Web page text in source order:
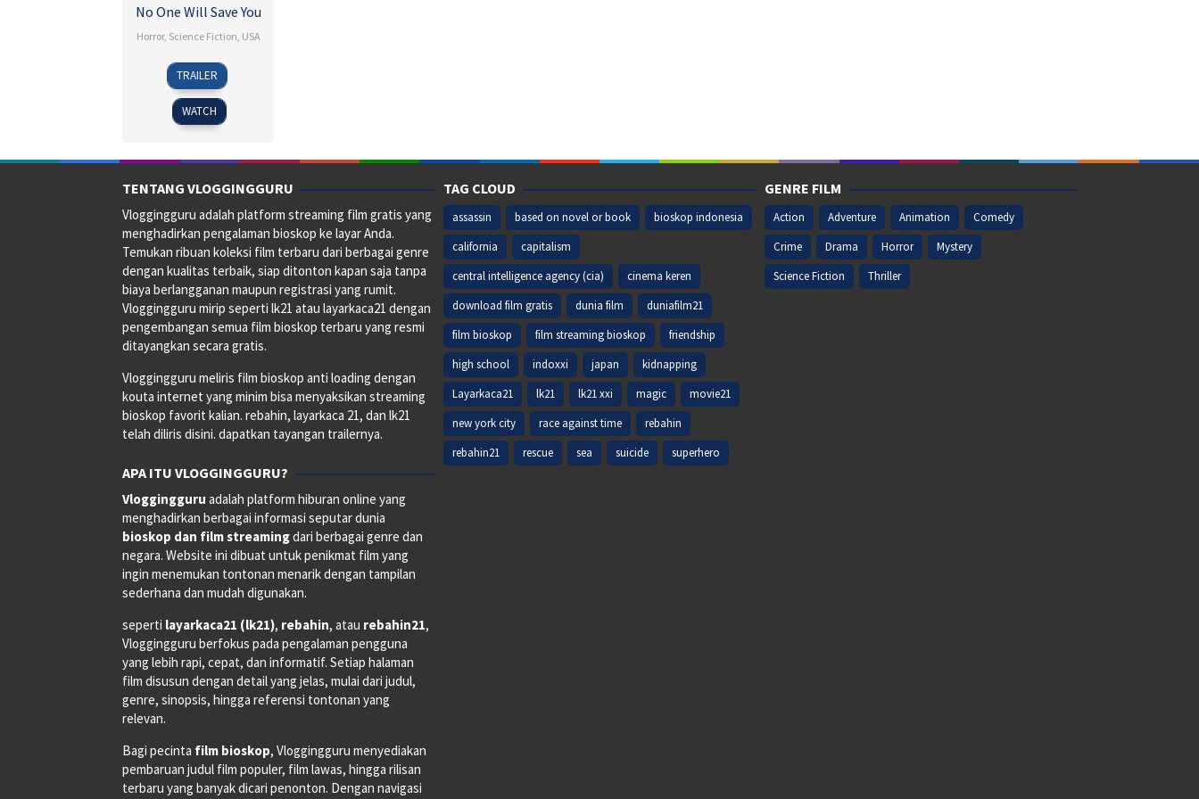
No One Will Save You
Horror, Science Fiction, USA
21
Sep
2023
Brian
Duffield
TRAILER
WATCH
TENTANG VLOGGINGGURU
Vloggingguru adalah platform streaming film gratis yang
menghadirkan pengalaman bioskop ke layar Anda.
Temukan ribuan koleksi film terbaru dari berbagai genre
dengan kualitas terbaik, siap ditonton kapan saja tanpa
biaya berlangganan maupun registrasi yang rumit.
Vloggingguru mirip seperti lk21 atau layarkaca21 dengan
pengembangan semua film bioskop terbaru yang resmi
ditayangkan secara gratis.
Vloggingguru meliris film bioskop anti loading dengan
kouta internet yang minim bisa menyaksikan streaming
bioskop favorit kalian. rebahin, layarkaca 21, dan lk21
telah diliris disini. dapatkan tayangan trailernya.
APA ITU VLOGGINGGURU?
Vloggingguru adalah platform hiburan online yang
menghadirkan berbagai informasi seputar dunia
bioskop dan film streamingdari berbagai genre dan
negara. Website ini dibuat untuk penikmat film yang
ingin menemukan tontonan menarik dengan tampilan
sederhana dan mudah digunakan.
seperti layarkaca21 (lk21), rebahin, atau rebahin21,
Vloggingguru berfokus pada pengalaman pengguna
yang lebih rapi, cepat, dan informatif. Setiap halaman
film disusun dengan detail yang jelas, mulai dari judul,
genre, sinopsis, hingga referensi tontonan yang
relevan.
Bagi pecinta film bioskop, Vloggingguru menyediakan
pembaruan judul film populer, film lawas, hingga rilisan
terbaru yang banyak dicari penonton. Dengan navigasi
TAG CLOUD
assassin based on novel or book
bioskop indonesia
california
capitalism
central intelligence agency (cia)
cinema keren
download film gratis
dunia film
duniafilm21
film bioskop
film streaming bioskop
friendship
high school
indoxxi japan
kidnapping
Layarkaca21
lk21 lk21 xxi magic
movie21
new york city
race against time
rebahin
rebahin21
rescue sea suicide superhero
GENRE FILM
Action Adventure Animation
Comedy
Crime
Drama Horror
Mystery
Science Fiction
Thriller